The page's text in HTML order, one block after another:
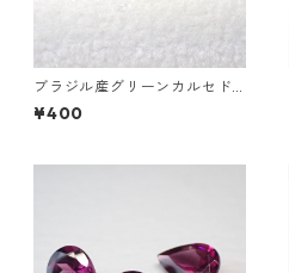
ブラジル産グリーンカルセド
ニー オーバルカットルース 0.
5ct前後 7mmx5mm前後
¥400